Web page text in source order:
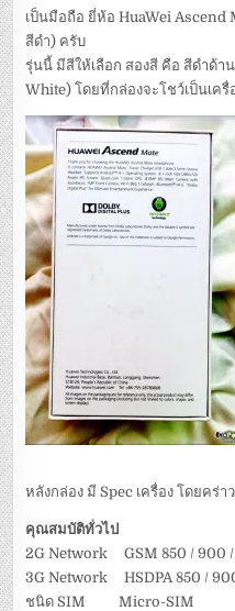
เป็นมือถือ ยี่ห้อ HuaWei Ascend
สีดำ) ครับ
รุ่นนี้ มีสีให้เลือก สองสี คือ สีดำด้า
White) โดยที่กล่องจะโชว์เป็นเค
หลังกล่อง มี Spec เครื่อง โดยคร่า
คุณสมบัติทั่วไป
2G Network GSM 850 / 900 /
3G Network HSDPA 850 /
ชนิด SIM Micro-SIM